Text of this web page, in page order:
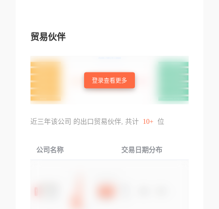
贸易伙伴
登录查看更多
近三年该公司 的出口贸易伙伴, 共计 10+ 位
公司名称 交易日期分布